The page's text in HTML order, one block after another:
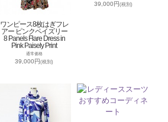
ワンピース8枚はぎフレ
アー ピンクペイズリー
8 Panels Flare Dress in
Pink Paisely Print
通常価格
39,000円(税別)
39,000円 (税別)